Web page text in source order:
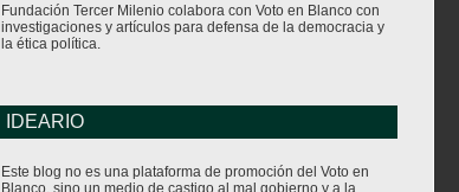
Fundación Tercer Milenio colabora con Voto en Blanco con
investigaciones y artículos para defensa de la democracia y
la ética política.
IDEARIO
Este blog no es una plataforma de promoción del Voto en
Blanco, sino un medio de castigo al mal gobierno y a la